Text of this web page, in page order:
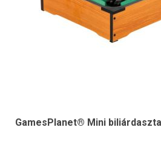
GamesPlanet® Mini